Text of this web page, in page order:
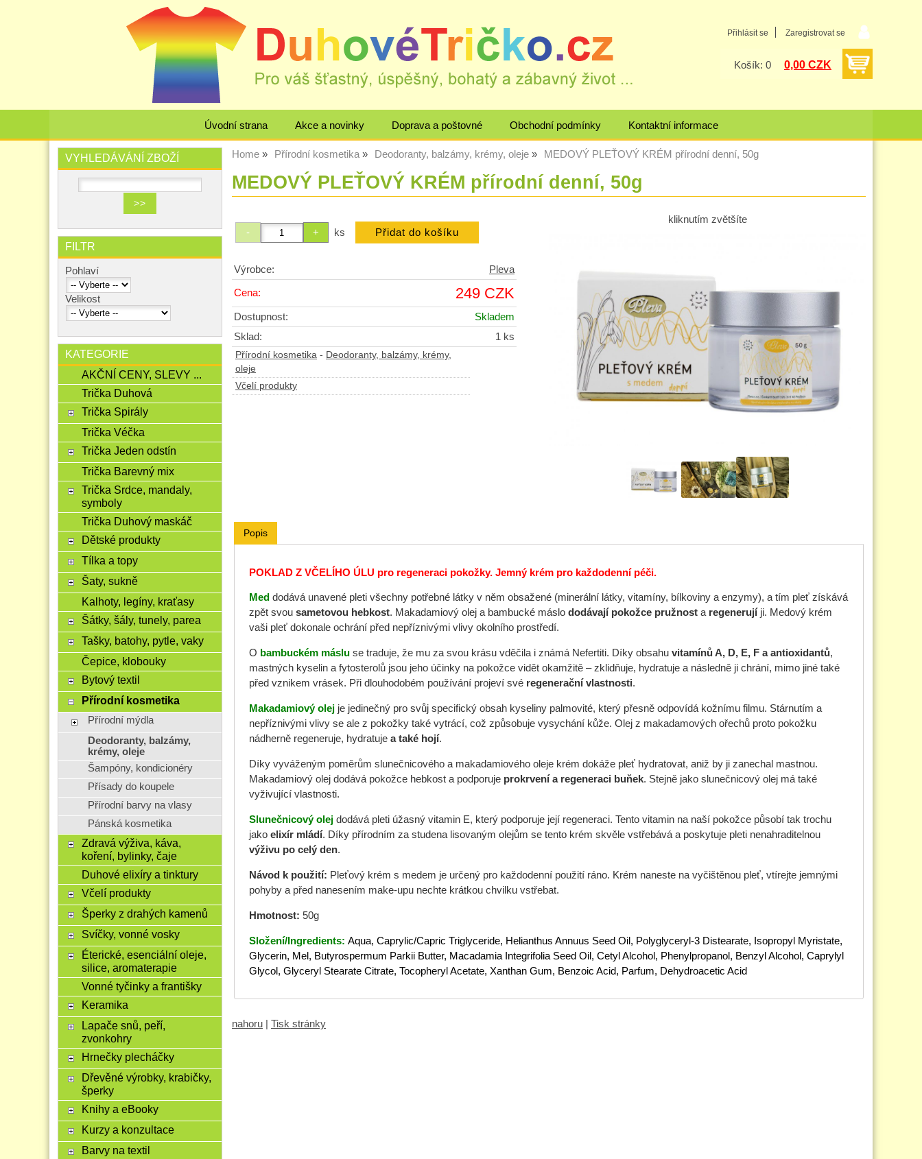
Přihlásit se Zaregistrovat se
Košík: 0 0,00 CZK
Úvodní strana Akce a novinky Doprava a poštovné Obchodní podmínky Kontaktní informace
Home Přírodní kosmetika Deodoranty, balzámy, krémy, oleje MEDOVÝ PLEŤOVÝ KRÉM přírodní denní, 50g
MEDOVÝ PLEŤOVÝ KRÉM přírodní denní, 50g
kliknutím zvětšíte
ks
Výrobce: Pleva
Cena: 249 CZK
Dostupnost:
Skladem
Sklad:
1 ks
Přírodní kosmetika - Deodoranty, balzámy, krémy,
oleje
Včelí produkty
Popis
POKLAD Z VČELÍHO ÚLU pro regeneraci pokožky. Jemný krém pro každodenní péči.
Med dodává unavené pleti všechny potřebné látky v něm obsažené (minerální látky, vitamíny, bílkoviny a enzymy), a tím pleť získává
zpět svousametovou hebkost. Makadamiový olej a bambucké máslo dodávají pokožce pružnosta regenerujíji. Medový krém
vaši pleť dokonale ochrání před nepříznivými vlivy okolního prostředí.
O bambuckém másluse traduje, že mu za svou krásu vděčila i známá Nefertiti. Díky obsahu vitamínů A, D, E, F a antioxidantů,
mastných kyselin a fytosterolů jsou jeho účinky na pokožce vidět okamžitě – zklidňuje, hydratuje a následně ji chrání, mimo jiné také
před vznikem vrásek. Při dlouhodobém používání projeví své regenerační vlastnosti.
Makadamiový olejje jedinečný pro svůj specifický obsah kyseliny palmovité, který přesně odpovídá kožnímu filmu. Stárnutím a
nepříznivými vlivy se ale z pokožky také vytrácí, což způsobuje vysychání kůže. Olej z makadamových ořechů proto pokožku
nádherně regeneruje, hydratuje a také hojí.
Díky vyváženým poměrům slunečnicového a makadamiového oleje krém dokáže pleť hydratovat, aniž by ji zanechal mastnou.
Makadamiový olej dodává pokožce hebkost a podporuje prokrvení a regeneraci buňek. Stejně jako slunečnicový olej má také
vyživující vlastnosti.
Slunečnicový olejdodává pleti úžasný vitamin E, který podporuje její regeneraci. Tento vitamin na naší pokožce působí tak trochu
jako elixír mládí. Díky přírodním za studena lisovaným olejům se tento krém skvěle vstřebává a poskytuje pleti nenahraditelnou
výživu po celý den.
Návod k použití: Pleťový krém s medem je určený pro každodenní použití ráno. Krém naneste na vyčištěnou pleť, vtírejte jemnými
pohyby a před nanesením make-upu nechte krátkou chvilku vstřebat.
Hmotnost: 50g
Složení/Ingredients: Aqua, Caprylic/Capric Triglyceride, Helianthus Annuus Seed Oil, Polyglyceryl-3 Distearate, Isopropyl Myristate,
Glycerin, Mel, Butyrospermum Parkii Butter, Macadamia Integrifolia Seed Oil, Cetyl Alcohol, Phenylpropanol, Benzyl Alcohol, Caprylyl
Glycol, Glyceryl Stearate Citrate, Tocopheryl Acetate, Xanthan Gum, Benzoic Acid, Parfum, Dehydroacetic Acid
nahoru Tisk stránky
VYHLEDÁVÁNÍ ZBOŽÍ
FILTR
Pohlaví
Velikost
KATEGORIE
AKČNÍ CENY, SLEVY ...
Trička Duhová
Trička Spirály
Trička Véčka
Trička Jeden odstín
Trička Barevný mix
Trička Srdce, mandaly,
symboly
Trička Duhový maskáč
Dětské produkty
Tílka a topy
Šaty, sukně
Kalhoty, legíny, kraťasy
Šátky, šály, tunely, parea
Tašky, batohy, pytle, vaky
Čepice, klobouky
Bytový textil
Přírodní kosmetika
Přírodní mýdla
Deodoranty, balzámy,
krémy, oleje
Šampóny, kondicionéry
Přísady do koupele
Přírodní barvy na vlasy
Pánská kosmetika
Zdravá výživa, káva,
koření, bylinky, čaje
Duhové elixíry a tinktury
Včelí produkty
Šperky z drahých kamenů
Svíčky, vonné vosky
Éterické, esenciální oleje,
silice, aromaterapie
Vonné tyčinky a františky
Keramika
Lapače snů, peří,
zvonkohry
Hrnečky plecháčky
Dřevěné výrobky, krabičky,
šperky
Knihy a eBooky
Kurzy a konzultace
Barvy na textil